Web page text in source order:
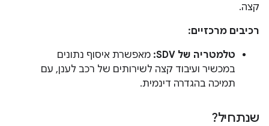
קצה.
רכיבים מרכזיים:
טלמטריה של SDV:
מאפשרת איסוף נתונים
במכשיר ועיבוד קצה לשירותים של רכב לענן, עם
תמיכה בהגדרה דינמית.
שנתחיל?